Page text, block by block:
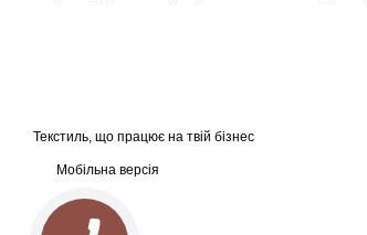
Текстиль, що працює на твій бізнес
Мобільна версія